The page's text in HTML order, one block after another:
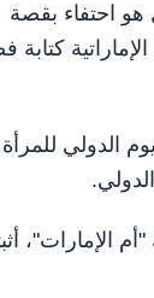
هو احتفاء بقصة
كتابة
الدولي
الإمارات"،